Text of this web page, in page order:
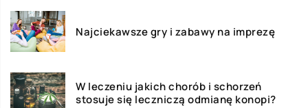
Najciekawsze gry i zabawy na imprezę
W leczeniu jakich chorób i schorzeń
stosuje się leczniczą odmianę konopi?